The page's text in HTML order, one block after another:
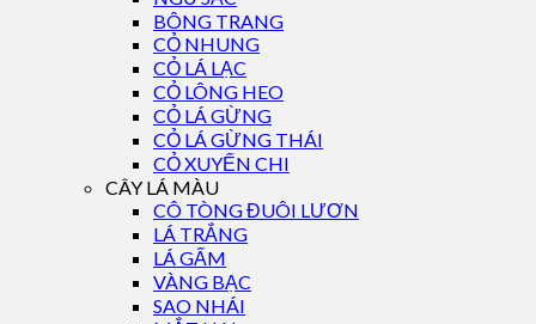
BÔNG TRANG
CỎ NHUNG
CỎ LÁ LẠC
CỎ LÔNG HEO
CỎ LÁ GỪNG
CỎ LÁ GỪNG THÁI
CỎ XUYẾN CHI
CÂY LÁ MÀU
CÔ TÒNG ĐUÔI LƯƠN
LÁ TRẮNG
LÁ GẤM
VÀNG BẠC
SAO NHÁI